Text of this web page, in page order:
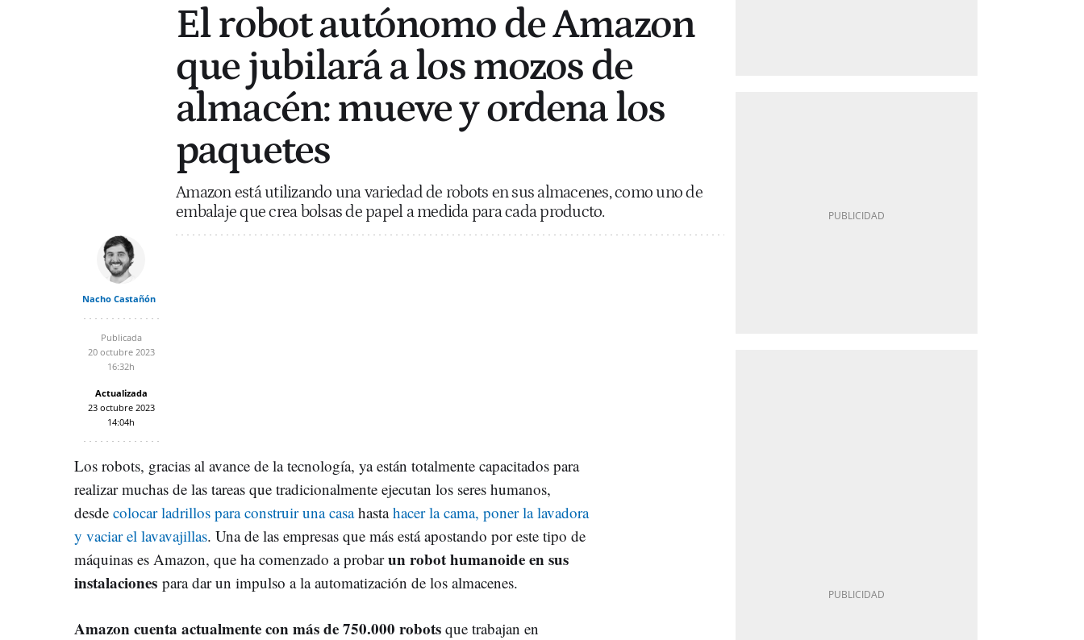
El robot autónomo de Amazon
que jubilará a los mozos de
almacén: mueve y ordena los
paquetes
Amazon está utilizando una variedad de robots en sus almacenes, como uno de
embalaje que crea bolsas de papel a medida para cada producto.
Nacho Castañón
Publicada
20 octubre 2023
16:32h
Actualizada
23 octubre 2023
14:04h
Los robots, gracias al avance de la tecnología, ya están totalmente capacitados para
realizar muchas de las tareas que tradicionalmente ejecutan los seres humanos,
desde colocar ladrillos para construir una casahastahacer la cama, poner la lavadora
y vaciar el lavavajillas. Una de las empresas que más está apostando por este tipo de
máquinas es Amazon, que ha comenzado a probarun robot humanoide en sus
instalaciones para dar un impulso a la automatización de los almacenes.
Amazon cuenta actualmente con más de 750.000 robots que trabajan en